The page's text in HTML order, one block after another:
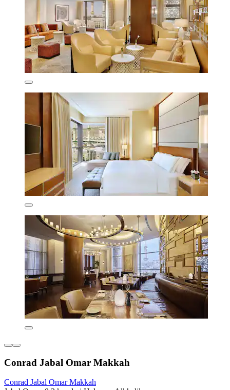
Conrad Jabal Omar Makkah
Conrad Jabal Omar Makkah